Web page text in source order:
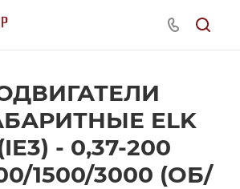
ELK
- 0,37-200
1500/3000 (ОБ/